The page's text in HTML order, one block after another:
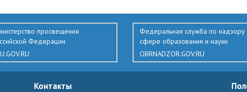
просвещения
Федерации
Федеральная служба по надзору
сфере образования и науки
OBRNADZOR.GOV.RU
Контакты